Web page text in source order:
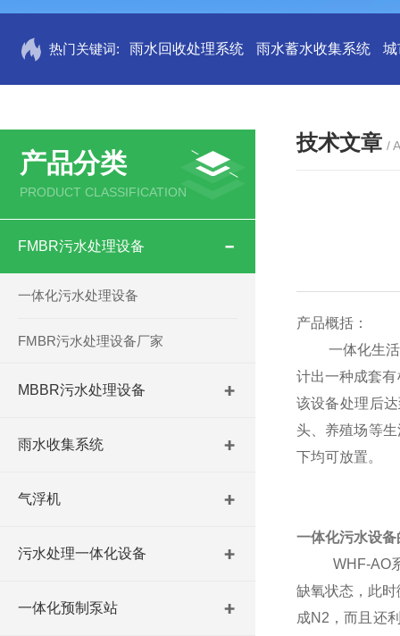
热门关键词: 雨水回收处理系统 雨水蓄水收集系统 城
产品分类
PRODUCT CLASSIFICATION
FMBR污水处理设备
一体化污水处理设备
FMBR污水处理设备厂家
MBBR污水处理设备
雨水收集系统
气浮机
污水处理一体化设备
一体化预制泵站
技术文章 /
产品概括：
一体化生
计出一种成套
该设备处理后
头、养殖场等
下均可放置。
一体化污水设备
WHF-AO
缺氧状态，此
成N2，而且还